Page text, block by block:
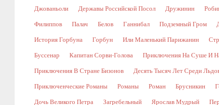
Джованьоли Державы Российской Посол Дружинин
Филиппов Палач Белов Ганнибал Подземный Гром
История Горбуна Горбун Или Маленький Парижанин
Буссенар Капитан Сорви-Голова Приключения На Суше И
Приключения В Стране Бизонов Десять Тысяч Лет Среди
Приключенческие Романы Романы Роман Брусникин
Дочь Великого Петра Загребельный Ярослав Мудрый